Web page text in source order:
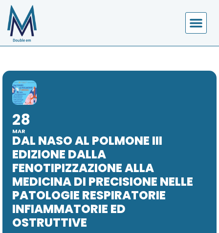
28
MAR
DAL NASO AL POLMONE III
EDIZIONE DALLA
FENOTIPIZZAZIONE ALLA
MEDICINA DI PRECISIONE NELLE
PATOLOGIE RESPIRATORIE
INFIAMMATORIE ED
OSTRUTTIVE